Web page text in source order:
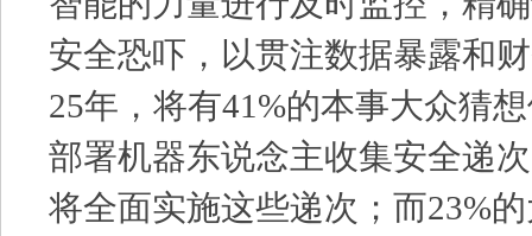
安全恐吓，以贯注数据暴露和
25年，将有41%的本事大众猜
部署机器东说念主收集安全递
将全面实施这些递次；而23%